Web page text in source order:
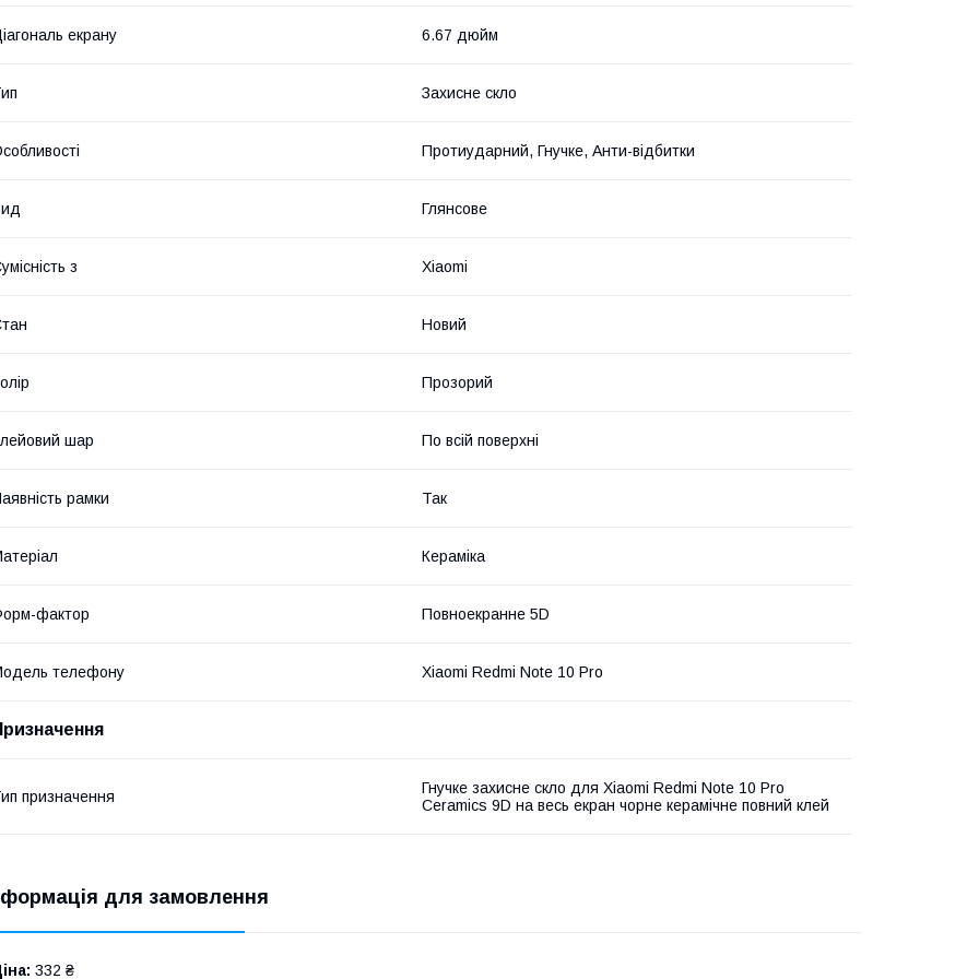
екрану 6.67 дюйм
Захисне скло
Протиударний, Гнучке, Анти-відбитки
Глянсове
з Xiaomi
Новий
Прозорий
шар По всій поверхні
рамки Так
Кераміка
фактор Повноекранне 5D
телефону Xiaomi Redmi Note 10 Pro
призначення
Гнучке захисне скло для Xiaomi Redmi Note 10 Pro
Ceramics 9D на весь екран чорне керамічне повний клей
для замовлення
332 ₴